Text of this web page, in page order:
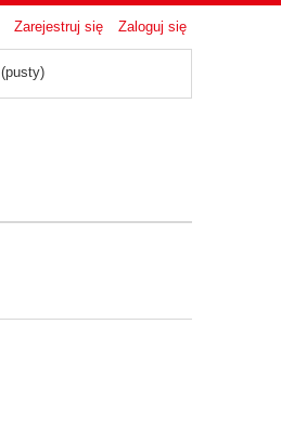
Zarejestruj się Zaloguj się
(pusty)